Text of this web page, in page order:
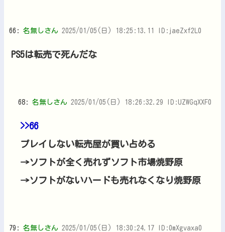
66: 名無しさん 2025/01/05(日) 18:25:13.11 ID:jaeZxf2L0
PS5は転売で死んだな
68: 名無しさん 2025/01/05(日) 18:26:32.29 ID:UZWGqXXF0
>>66
プレイしない転売屋が買い占める
→ソフトが全く売れずソフト市場焼野原
→ソフトがないハードも売れなくなり焼野原
79: 名無しさん 2025/01/05(日) 18:30:24.17 ID:0mXgvaxa0